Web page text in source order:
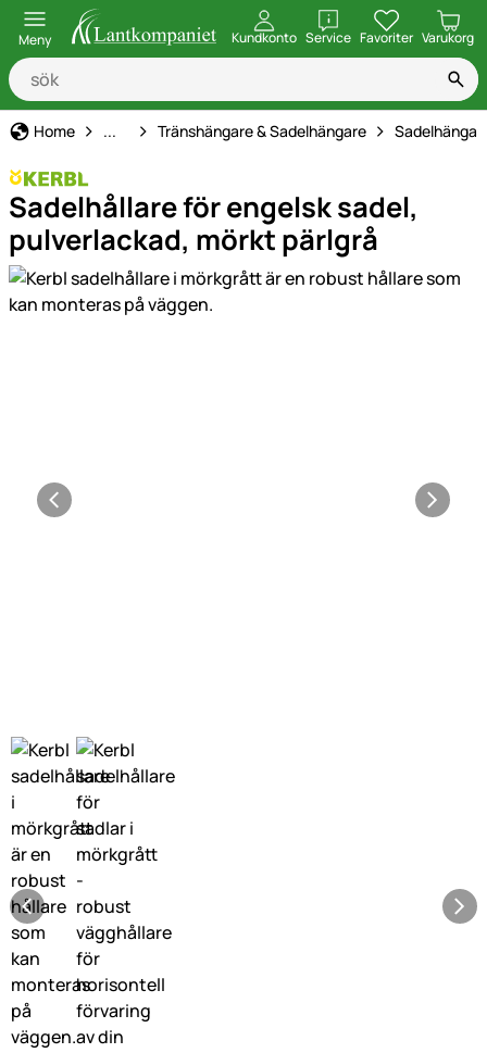
Meny Kundkonto ServiceöppnaFavoriter Varukorg
Home Stallinredning
... Tränshängare & Sadelhängare
Sadelhållare för engelsk sadel,
pulverlackad, mörkt pärlgrå
Produktgaleri